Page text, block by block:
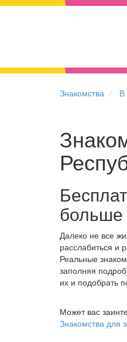
Знакомства В
больше
Далеко не все
расслабиться и
Реальные
заполняя
их и подобрать
Может вас
Знакомства для